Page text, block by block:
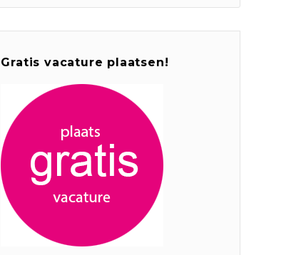
Gratis vacature plaatsen!